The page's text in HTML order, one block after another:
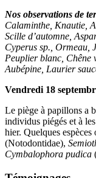
Nos observations de
Calaminthe, Knautie,
Scille d’automne,
Cyperus sp., Ormeau,
Peuplier blanc, Chêne
Aubépine, Laurier
Vendredi 18
Le piège à papillons a
individus piégés et à
hier. Quelques
(Notodontidae),
Cymbalophora pudica